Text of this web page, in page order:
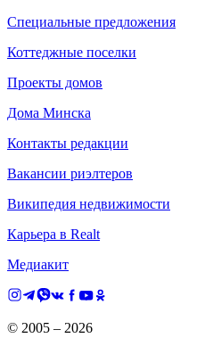
Специальные предложения
Коттеджные поселки
Проекты домов
Дома Минска
Контакты редакции
Вакансии риэлтеров
Википедия недвижимости
Карьера в Realt
Медиакит
© 2005 – 2026